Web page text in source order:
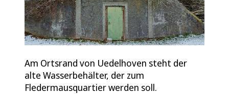
Am Ortsrand von Uedelhoven steht der
alte Wasserbehälter, der zum
Fledermausquartier werden soll.